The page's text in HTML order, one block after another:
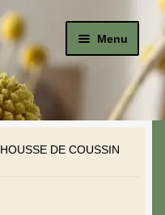
Menu
HOUSSE DE COUSSIN